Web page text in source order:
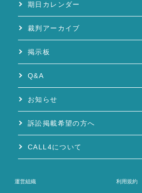
期日カレンダー
裁判アーカイブ
掲示板
Q&A
お知らせ
訴訟掲載希望の方へ
CALL4について
運営組織 利用規約